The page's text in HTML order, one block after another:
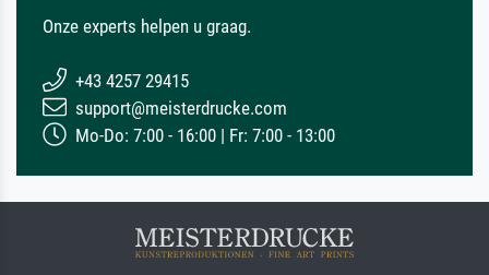
Onze experts helpen u graag.
+43 4257 29415
support@meisterdrucke.com
Mo-Do: 7:00 - 16:00 | Fr: 7:00 - 13:00